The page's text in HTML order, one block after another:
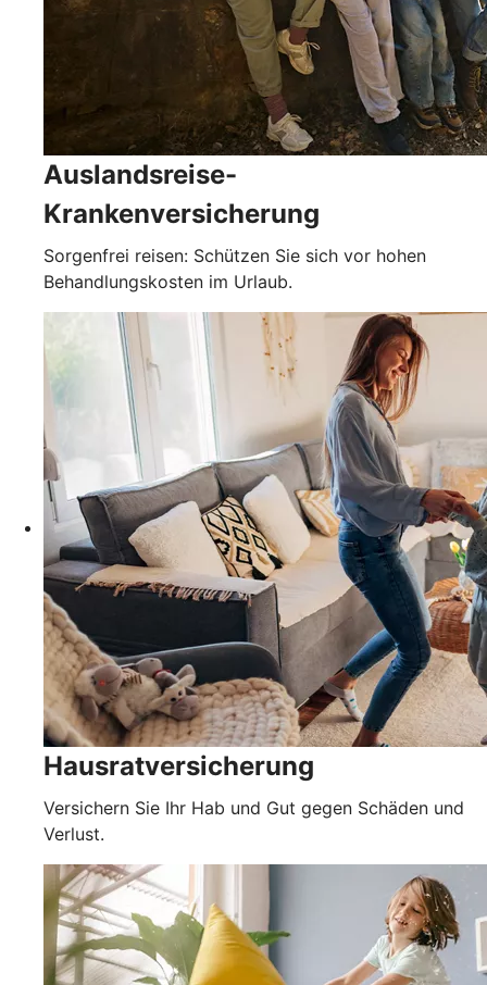
Auslandsreise-
Krankenversicherung
Sorgenfrei reisen: Schützen Sie sich vor hohen
Behandlungskosten im Urlaub.
Hausratversicherung
Versichern Sie Ihr Hab und Gut gegen Schäden und
Verlust.